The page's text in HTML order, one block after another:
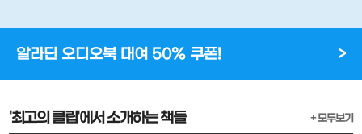
알라딘 오디오북 대여 50% 쿠폰! >
'최고의 클립'에서 소개하는 책들 + 모두보기